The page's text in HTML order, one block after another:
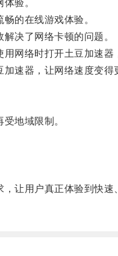
验。
的在线游戏体验。
决了网络卡顿的问题。
络时打开土豆加速器
速器，让网络速度变得
地域限制。
让用户真正体验到快速